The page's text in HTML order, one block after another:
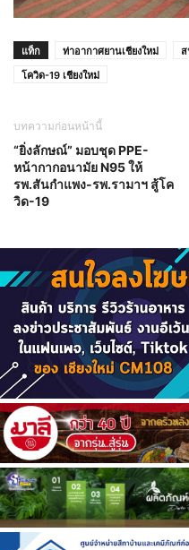
แท็ก ท่าอากาศยานเชียงใหม่ ส
โควิด-19 เชียงใหม่
บทความก่อนหน้านี้
“ยิ่งลักษณ์” มอบชุด PPE-
หน้ากากอนามัย N95 ให้
รพ.สันกำแพง-รพ.รามาฯ สู้โค
วิด-19